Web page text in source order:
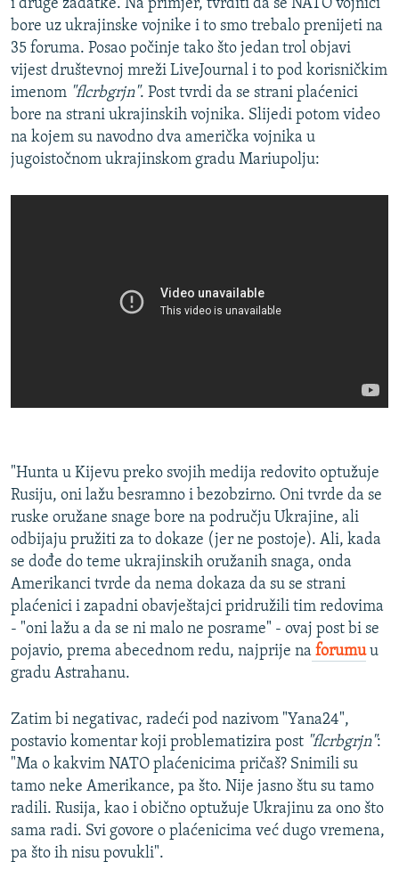
i druge zadatke. Na primjer, tvrditi da se NATO vojnici
bore uz ukrajinske vojnike i to smo trebalo prenijeti na
35 foruma. Posao počinje tako što jedan trol objavi
vijest društevnoj mreži LiveJournal i to pod korisničkim
imenom "flcrbgrjn". Post tvrdi da se strani plaćenici
bore na strani ukrajinskih vojnika. Slijedi potom video
na kojem su navodno dva američka vojnika u
jugoistočnom ukrajinskom gradu Mariupolju:
"Hunta u Kijevu preko svojih medija redovito optužuje
Rusiju, oni lažu besramno i bezobzirno. Oni tvrde da se
ruske oružane snage bore na području Ukrajine, ali
odbijaju pružiti za to dokaze (jer ne postoje). Ali, kada
se dođe do teme ukrajinskih oružanih snaga, onda
Amerikanci tvrde da nema dokaza da su se strani
plaćenici i zapadni obavještajci pridružili tim redovima
- "oni lažu a da se ni malo ne posrame" - ovaj post bi se
pojavio, prema abecednom redu, najprije na forumuu
gradu Astrahanu.
Zatim bi negativac, radeći pod nazivom "Yana24",
postavio komentar koji problematizira post "flcrbgrjn":
"Ma o kakvim NATO plaćenicima pričaš? Snimili su
tamo neke Amerikance, pa što. Nije jasno štu su tamo
radili. Rusija, kao i obično optužuje Ukrajinu za ono što
sama radi. Svi govore o plaćenicima već dugo vremena,
pa što ih nisu povukli".